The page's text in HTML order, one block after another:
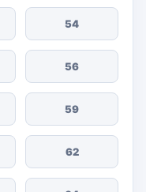
54
56
59
62